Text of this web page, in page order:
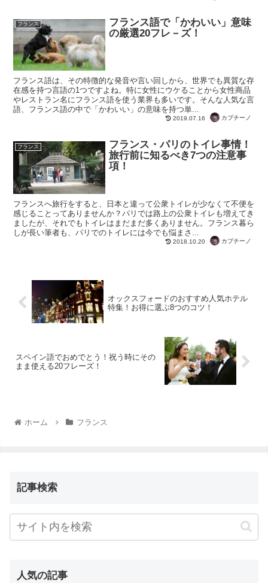
フランス
フランス語で「かわいい」意味
の厳選20フレ－ズ！
フランス語は、その特徴的な発音や言い回しから、世界でも異質な存
在感を持つ言語の1つですよね。特に女性にウケることから女性商品
やレストラン名にフランス語を使う業界も多いです。そんな人気な言
語、フランス語の中で「かわいい」の意味を持つ単...
2019.07.16 カプチーノ
フランス
フランス・パリのトイレ事情！
旅行前に知るべき7つの注意事
項！
フランスへ旅行をすると、日本と違って公衆トイレが少なくて不便を
感じることってありませんか？パリでは路上の公衆トイレも増えてき
ましたが、それでもトイレはまだまだ多くありません。フランス暮ら
しが長い筆者も、パリでのトイレには今でも悩まさ...
2018.10.20 カプチーノ
オックスフォードのおすすめ人気ホテル
特集！お得に選ぶ8つのコツ！
スペイン語でおめでとう！祝う時にその
まま使える20フレーズ！
ホーム フランス
記事検索
人気の記事